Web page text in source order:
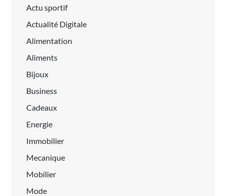
Actu sportif
Actualité Digitale
Alimentation
Aliments
Bijoux
Business
Cadeaux
Energie
Immobilier
Mecanique
Mobilier
Mode